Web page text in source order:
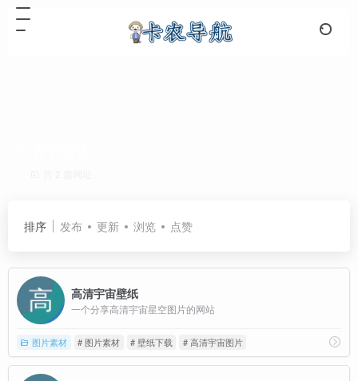
排序 发布 更新 浏览 点赞
高清宇宙壁纸
一个分享高清宇宙星空图片的网站
图片素材 # 图片素材 # 壁纸下载 # 高清宇宙图片